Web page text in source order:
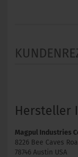
Hersteller
Magpul Industries
8226 Bee Caves
78746 Austin USA